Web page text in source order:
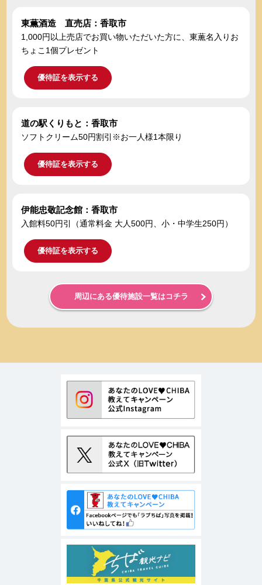
東薫酒造 直売店：香取市
1,000円以上売店でお買い物いただいた方に、東薫名入りお
ちょこ1個プレゼント
優待証を表示する
道の駅くりもと：香取市
ソフトクリーム50円割引※お一人様1本限り
優待証を表示する
伊能忠敬記念館：香取市
入館料50円引（通常料金 大人500円、小・中学生250円）
優待証を表示する
周辺にある優待施設一覧はコチラ